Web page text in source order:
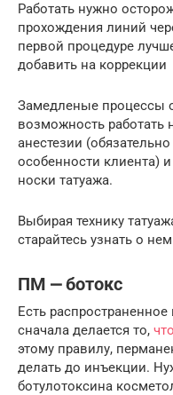
Работать нужно
прохождения линий
первой процедуре
добавить на коррекции
Замедленые процессы
возможность работать
анестезии
особенности клиента)
носки татуажа.
Выбирая технику
старайтесь узнать о
ПМ ⎼ ботокс
Есть
сначала делается то,
этому правилу,
делать до инъекции.
ботулотоксина